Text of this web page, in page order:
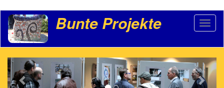
Direkt
zum
Inhalt
Bunte Projekte
Previous